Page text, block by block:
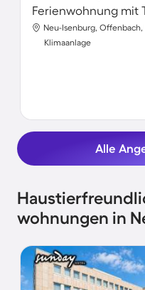
Neu-Isenburg,
Klimaanlage
Alle
wohnungen in